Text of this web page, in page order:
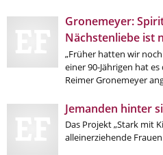
Gronemeyer:
Nächstenliebe ist
„Früher hatten wir
einer 90-Jährigen hat
Reimer Gronemeyer
Jemanden hinter
Das Projekt „Stark mit
alleinerziehende